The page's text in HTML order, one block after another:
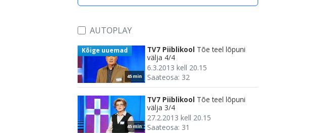
AUTOPLAY
45 min
Kõige uuemad TV7 Piiblikool Tõe teel lõpuni
välja 4/4
6.3.2013 kell 20.15
Saateosa: 32
45 min
TV7 Piiblikool Tõe teel lõpuni
välja 3/4
27.2.2013 kell 20.15
Saateosa: 31